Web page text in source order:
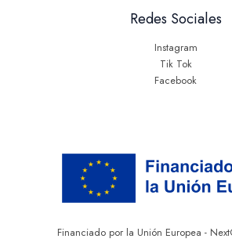
Redes Sociales
Instagram
Tik Tok
Facebook
Financiado por la Unión Europea -